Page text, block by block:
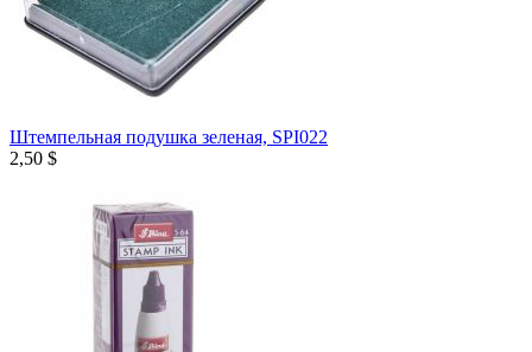
Штемпельная подушка зеленая, SPI022
2,50 $